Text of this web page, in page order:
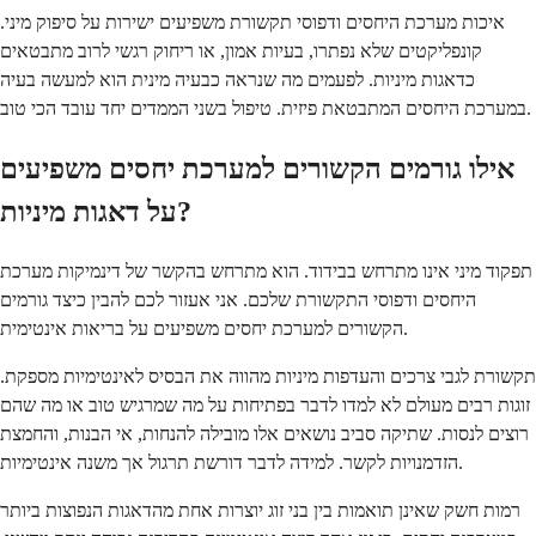
איכות מערכת היחסים ודפוסי תקשורת משפיעים ישירות על סיפוק מיני.
קונפליקטים שלא נפתרו, בעיות אמון, או ריחוק רגשי לרוב מתבטאים
כדאגות מיניות. לפעמים מה שנראה כבעיה מינית הוא למעשה בעיה
במערכת היחסים המתבטאת פיזית. טיפול בשני הממדים יחד עובד הכי טוב.
אילו גורמים הקשורים למערכת יחסים משפיעים
על דאגות מיניות?
תפקוד מיני אינו מתרחש בבידוד. הוא מתרחש בהקשר של דינמיקות מערכת
היחסים ודפוסי התקשורת שלכם. אני אעזור לכם להבין כיצד גורמים
הקשורים למערכת יחסים משפיעים על בריאות אינטימית.
תקשורת לגבי צרכים והעדפות מיניות מהווה את הבסיס לאינטימיות מספקת.
זוגות רבים מעולם לא למדו לדבר בפתיחות על מה שמרגיש טוב או מה שהם
רוצים לנסות. שתיקה סביב נושאים אלו מובילה להנחות, אי הבנות, והחמצת
הזדמנויות לקשר. למידה לדבר דורשת תרגול אך משנה אינטימיות.
רמות חשק שאינן תואמות בין בני זוג יוצרות אחת מהדאגות הנפוצות ביותר